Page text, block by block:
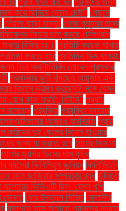
করে ছিনিয়ে নেয়ার চেষ্টা" পেছনে
পেঁয়াজ ছাড়া রান্না! পোষা কুকুরের জন্য
ফিচার চালু করছে টেলিগ্রাম
বিক্রি হয়। প্রতিটি ব্যাংক শাখায়
করতে হবে প্রতিদিন ডিম খাওয়া:
জন্য তিন অর্থনীতিবিদ নোবেল পুরস্কার
প্রথমবার জুটি বাঁধছেন আয়ুষ্মান এবং
বিমানে ভ্রমণ করছেন? সঙ্গে যেসব
রেখে কাজ করছি: সিইসি" প্রধান
বলেছেন প্রযুক্তি প্রযুক্তি ব্যবহার
আবারও কর্মবিরতি প্রায়
করিমের দুই ছেলের বিদেশ যাওয়ার
জন্য যা করতে হবে ফার্মের ডিম না
ফার্মের মুরগির ডিমের দাম বৃদ্ধি
বর্ষসেরা ভিনিসিয়ুস জুনিয়র ফিলিস্তিনি
আল জাজিরার সম্প্রচার বন্ধ ফুটবলে
ভিডিওটি ছিল ‘যেমন খুশি
ঘোষণা ফের উত্তাল সিরিয়া ফেলানীর
ফ্যাশনে তাক লাগাতে পুরুষদের মানতে